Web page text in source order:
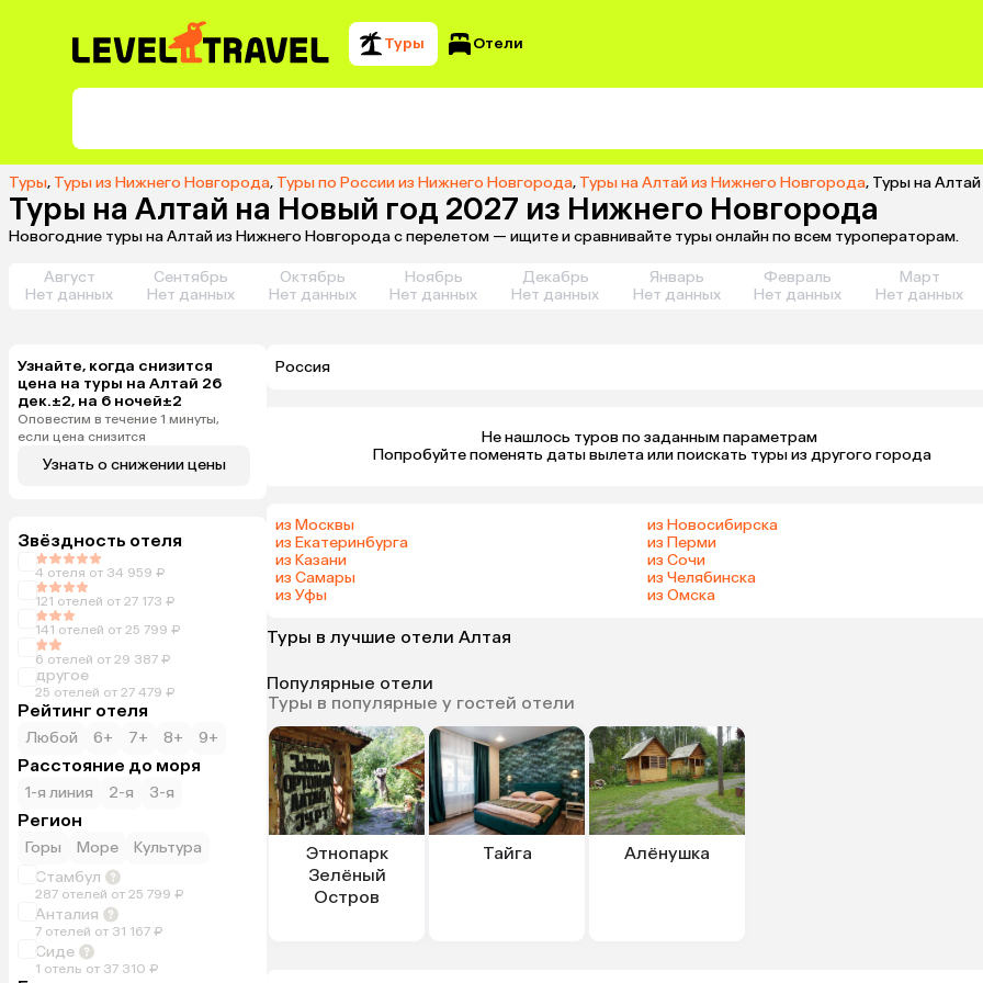
Туры Отели
Туры, Туры из Нижнего Новгорода, Туры по России из Нижнего Новгорода, Туры на Алтай из Нижнего Новгорода, Туры на
Туры на Алтай на Новый год 2027 из Нижнего Новгорода
Новогодние туры на Алтай из Нижнего Новгорода с перелетом — ищите и сравнивайте туры онлайн по всем туроператорам.
Август
Нет данных
Сентябрь
Нет данных
Октябрь
Нет данных
Ноябрь
Нет данных
Декабрь
Нет данных
Январь
Нет данных
Февраль
Нет данных
Март
Нет данных
Узнайте, когда снизится
цена на туры на Алтай 26
дек.±2, на 6 ночей±2
Оповестим в течение 1 минуты,
если цена снизится
Узнать о снижении цены
Звёздность отеля
4 отеля от 34 959 ₽
121 отелей от 27 173 ₽
141 отелей от 25 799 ₽
6 отелей от 29 387 ₽
другое
25 отелей от 27 479 ₽
Рейтинг отеля
Любой 6+ 7+ 8+ 9+
Расстояние до моря
1-я линия 2-я 3-я
Регион
Горы Море
Культура
Стамбул
287 отелей от 25 799 ₽
Анталия
7 отелей от 31 167 ₽
Сиде
1 отель от 37 310 ₽
Россия
Не нашлось туров по заданным параметрам
Попробуйте поменять даты вылета или поискать туры из другого города
из Москвы
из Екатеринбурга
из Казани
из Самары
из Уфы
из Новосибирска
из Перми
из Сочи
из Челябинска
из Омска
Туры в лучшие отели Алтая
Популярные отели
Туры в популярные у гостей отели
Этнопарк
Зелёный
Остров
Тайга Алёнушка